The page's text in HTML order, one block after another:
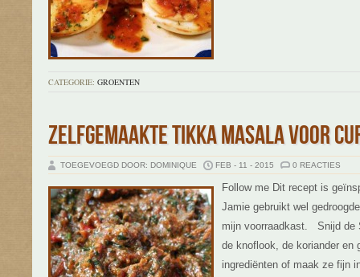
CATEGORIE: GROENTEN
ZELFGEMAAKTE TIKKA MASALA VOOR
TOEGEVOEGD DOOR: DOMINIQUE FEB - 11 - 2015 0 REACTIES
Follow me Dit recept is
Jamie gebruikt wel
mijn voorraadkast. Snijd de
de knoflook, de koriander en
ingrediënten of maak ze fijn